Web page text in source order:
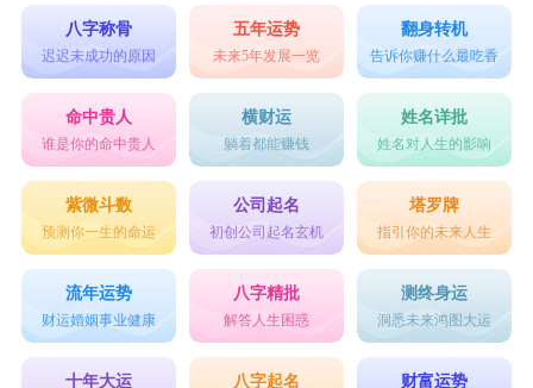
八字称骨
迟迟未成功的原因
五年运势
未来5年发展一览
翻身转机
告诉你赚什么最吃香
命中贵人
谁是你的命中贵人
横财运
躺着都能赚钱
姓名详批
姓名对人生的影响
紫微斗数
预测你一生的命运
公司起名
初创公司起名玄机
塔罗牌
指引你的未来人生
流年运势
财运婚姻事业健康
八字精批
解答人生困惑
测终身运
洞悉未来鸿图大运
十年大运 八字起名 财富运势